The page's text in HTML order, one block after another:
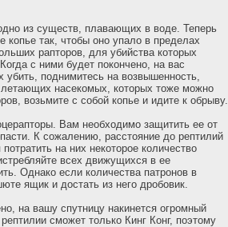
из существ, плавающих в воде. Теперь
копье так, чтобы оно упало в пределах
рапторов, для убийства которых
с ними будет покончено, на вас
убить, поднимитесь на возвышенность,
насекомых, которых тоже можно
возьмите с собой копье и идите к обрыву.
Вам необходимо защитить ее от
К сожалению, расстояние до рептилий
на них некоторое количество
всех движущихся в ее
Однако если количества патронов в
ящик и достать из него дробовик.
на вашу спутницу накинется огромный
сможет только Кинг Конг, поэтому